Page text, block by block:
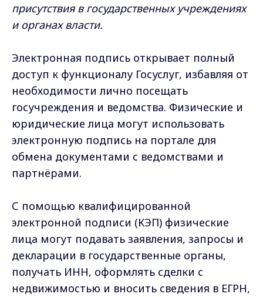
присутствия в государственных учреждениях
и органах власти.
Электронная подпись открывает полный
доступ к функционалу Госуслуг, избавляя от
необходимости лично посещать
госучреждения и ведомства. Физические и
юридические лица могут использовать
электронную подпись на портале для
обмена документами с ведомствами и
партнёрами.
С помощью квалифицированной
электронной подписи (КЭП) физические
лица могут подавать заявления, запросы и
декларации в государственные органы,
получать ИНН, оформлять сделки с
недвижимостью и вносить сведения в ЕГРН,